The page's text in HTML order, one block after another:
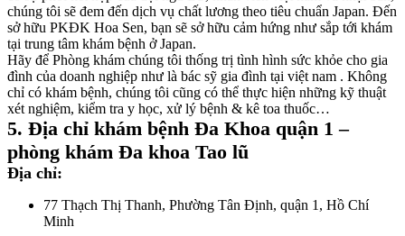
chúng tôi sẽ đem đến dịch vụ chất lương theo tiêu chuẩn Japan. Đến
sở hữu PKĐK Hoa Sen, bạn sẽ sở hữu cảm hứng như sắp tới khám
tại trung tâm khám bệnh ở Japan.
Hãy để Phòng khám chúng tôi thống trị tình hình sức khỏe cho gia
đình của doanh nghiệp như là bác sỹ gia đình tại việt nam . Không
chỉ có khám bệnh, chúng tôi cũng có thể thực hiện những kỹ thuật
xét nghiệm, kiểm tra y học, xử lý bệnh & kê toa thuốc…
5. Địa chỉ khám bệnh Đa Khoa quận 1 –
phòng khám Đa khoa Tao lũ
Địa chỉ:
77 Thạch Thị Thanh, Phường Tân Định, quận 1, Hồ Chí
Minh